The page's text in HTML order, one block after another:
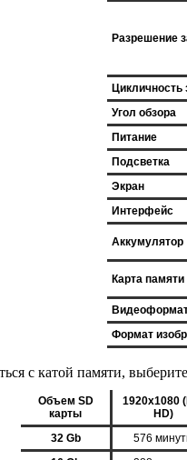
Разрешение
Цикличность
Угол обзора
Питание
Подсветка
Экран
Интерфейс
Аккумулятор
Карта памяти
Формат
с катой памяти,
Объем SD
карты
1920x1080
HD)
32 Gb
576